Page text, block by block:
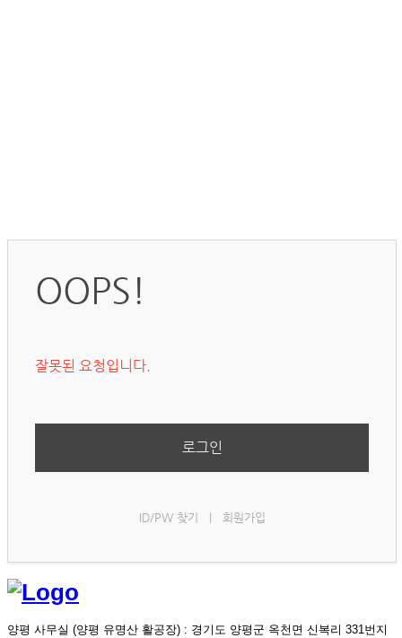
OOPS!
잘못된 요청입니다.
로그인
ID/PW 찾기 회원가입
양평 사무실 (양평 유명산 활공장) : 경기도 양평군 옥천면 신복리 331번지